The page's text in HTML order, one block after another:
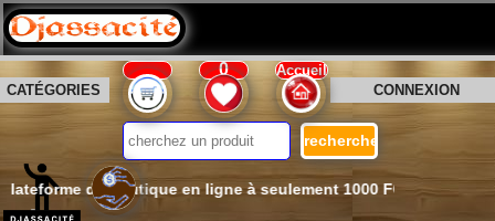
👉 Créez Votre Boutique en Ligne et
Commencez à Vendre avec
CATÉGORIES
0
Accueil
CONNEXION
de boutique en ligne à seulement 1000 FCFA/mois !